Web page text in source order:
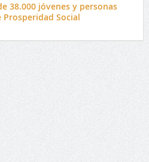
38.000 jóvenes y personas
Social